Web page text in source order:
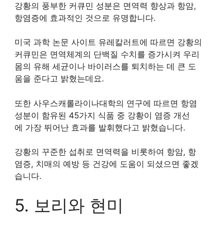
강황의 풍부한 커큐민 성분은 면역력 향상과 항암,
항염증에 효과적인 것으로 유명합니다.
미국 과학 논문 사이트 유레칼러트에 따르면 강황의
커큐민은 면역체계의 단백질 수치를 증가시켜 우리
몸의 유해 세균이나 바이러스를 퇴치하는 데 큰 도
움을 준다고 밝혔는데요.
또한 사우스캐롤라이나대학의 연구에 따르면 항염
성분이 함유된 45가지 식품 중 강황이 염증 개선
에 가장 뛰어난 효과를 발휘했다고 밝혔습니다.
강황의 꾸준한 섭취로 면역력을 비롯하여 항암, 항
염증, 치매의 예방 등 건강에 도움이 되셨으면 좋겠
습니다.
5. 보리와 현미